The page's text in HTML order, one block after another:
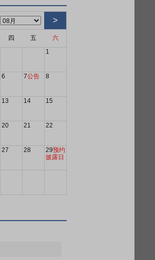
>
四 五
六
1
6 7公告 8
13 14 15
20 21 22
27 28 29预约
披露日